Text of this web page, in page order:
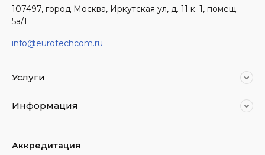
107497, город Москва, Иркутская ул, д. 11 к. 1, помещ.
5а/1
info@eurotechcom.ru
Услуги
Информация
Аккредитация